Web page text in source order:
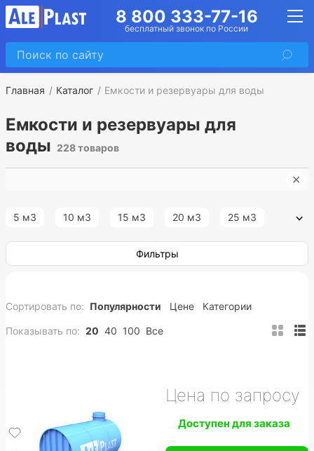
8 800 333-77-16
бесплатный звонок по России
Главная Каталог Емкости и резервуары для воды
Емкости и резервуары для
воды 228 товаров
✕
5 м3 10 м3 15 м3 20 м3 25 м3
40 м3
80 м3 100 м3 120 м3 150 м3
Пожарные Накопительные
Цилиндрические Утепленные
Фильтры
Сортировать по: Популярности Цене Категории
Показывать по: 20 40 100 Все
Цена по запросу
Доступен для заказа